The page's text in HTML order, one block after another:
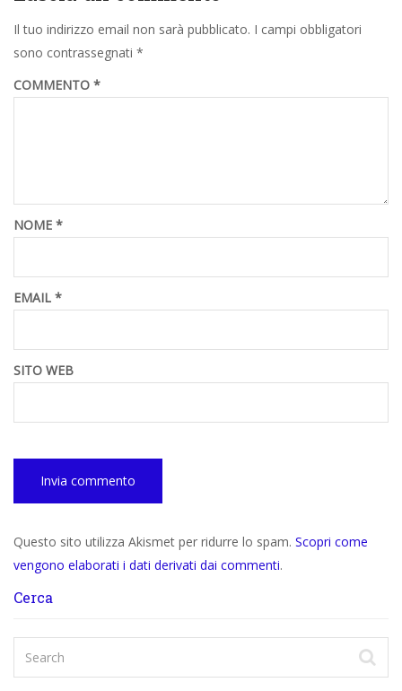
Il tuo indirizzo email non sarà pubblicato. I campi obbligatori
sono contrassegnati *
COMMENTO *
NOME *
EMAIL *
SITO WEB
Questo sito utilizza Akismet per ridurre lo spam. Scopri come
vengono elaborati i dati derivati dai commenti.
Cerca